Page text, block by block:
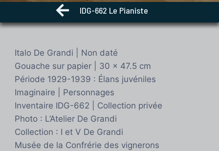
IDG-662 Le Pianiste
Italo De Grandi | Non daté
Gouache sur papier | 30 x 47.5 cm
Période 1929-1939 : Élans juvéniles
Imaginaire | Personnages
Inventaire IDG-662 | Collection privée
Photo : L’Atelier De Grandi
Collection : I et V De Grandi
Musée de la Confrérie des vignerons